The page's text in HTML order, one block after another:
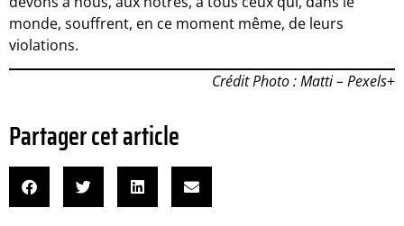
monde, souffrent, en ce moment même, de leurs
violations.
Crédit Photo : Matti – Pexels+
Partager cet article